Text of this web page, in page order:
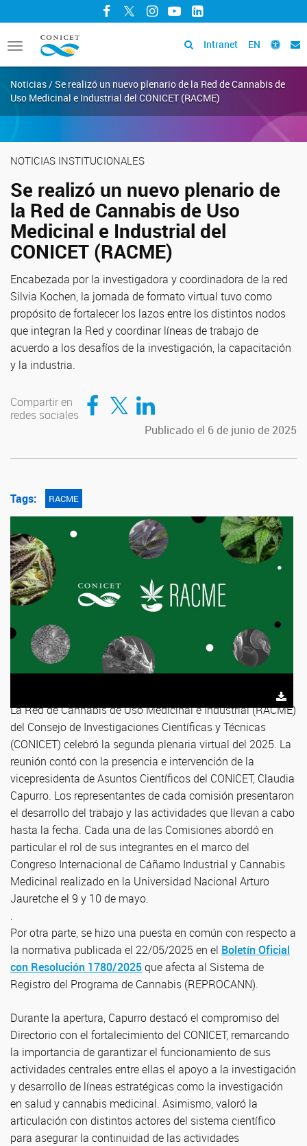
Facebook
TwitterInstagram
YouTubeLinkedIn
Toggle
navigation
Intranet EN
Noticias / Se realizó un nuevo plenario de la Red de Cannabis de
Uso Medicinal e Industrial del CONICET (RACME)
NOTICIAS INSTITUCIONALES
Se realizó un nuevo plenario de
la Red de Cannabis de Uso
Medicinal e Industrial del
CONICET (RACME)
Encabezada por la investigadora y coordinadora de la red
Silvia Kochen, la jornada de formato virtual tuvo como
propósito de fortalecer los lazos entre los distintos nodos
que integran la Red y coordinar líneas de trabajo de
acuerdo a los desafíos de la investigación, la capacitación
y la industria.
Compartir en
redes sociales
Compartir en Facebook
Compartir en TwitterCompartir en LinkedIn
Publicado el 6 de junio de 2025
Tags: RACME
La Red de Cannabis de Uso Medicinal e Industrial (RACME)
del Consejo de Investigaciones Científicas y Técnicas
(CONICET) celebró la segunda plenaria virtual del 2025. La
reunión contó con la presencia e intervención de la
vicepresidenta de Asuntos Científicos del CONICET, Claudia
Capurro. Los representantes de cada comisión presentaron
el desarrollo del trabajo y las actividades que llevan a cabo
hasta la fecha. Cada una de las Comisiones abordó en
particular el rol de sus integrantes en el marco del
Congreso Internacional de Cáñamo Industrial y Cannabis
Medicinal realizado en la Universidad Nacional Arturo
Jauretche el 9 y 10 de mayo.
.
Por otra parte, se hizo una puesta en común con respecto a
la normativa publicada el 22/05/2025 en el Boletín Oficial
con Resolución 1780/2025que afecta al Sistema de
Registro del Programa de Cannabis (REPROCANN).
Durante la apertura, Capurro destacó el compromiso del
Directorio con el fortalecimiento del CONICET, remarcando
la importancia de garantizar el funcionamiento de sus
actividades centrales entre ellas el apoyo a la investigación
y desarrollo de líneas estratégicas como la investigación
en salud y cannabis medicinal. Asimismo, valoró la
articulación con distintos actores del sistema científico
para asegurar la continuidad de las actividades